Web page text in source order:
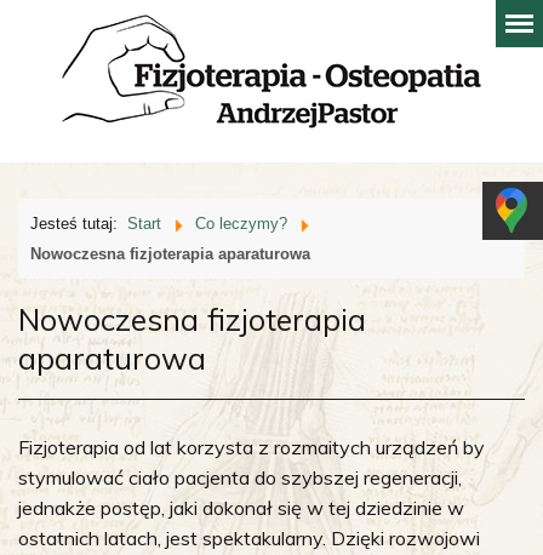
Jesteś tutaj: Start
Co leczymy?
Nowoczesna fizjoterapia aparaturowa
Nowoczesna fizjoterapia
aparaturowa
Fizjoterapia od lat korzysta z rozmaitych urządzeń by
stymulować ciało pacjenta do szybszej regeneracji,
jednakże postęp, jaki dokonał się w tej dziedzinie w
ostatnich latach, jest spektakularny. Dzięki rozwojowi